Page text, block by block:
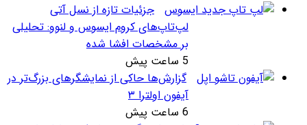
جزئیات تازه از نسل آتی
لپ‌تاپ‌های کروم ایسوس و لنوو: تحلیلی
گزارش‌ها حاکی از نمایشگرهای بزرگ‌تر در